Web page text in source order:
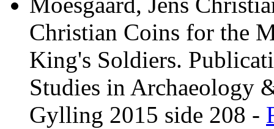
Christian Coins for the
King's Soldiers.
Studies in Archaeology
Gylling 2015 side 208 -